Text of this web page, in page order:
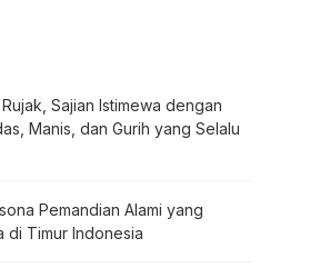
Sajian Istimewa dengan
Manis, dan Gurih yang Selalu
Pemandian Alami yang
di Timur Indonesia